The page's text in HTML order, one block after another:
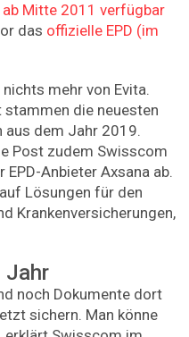
ab Mitte 2011 verfügbar
das offizielle EPD (im
mehr von Evita.
die neuesten
aus dem Jahr 2019.
Post zudem Swisscom
Anbieter Axsana ab.
Lösungen für den
Krankenversicherungen,
Jahr
noch Dokumente dort
sichern. Man könne